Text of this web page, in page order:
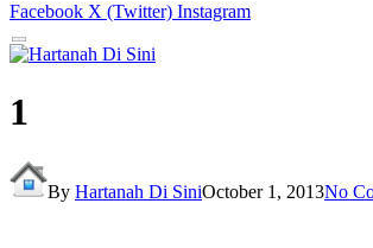
Facebook X (Twitter) Instagram
1
By Hartanah Di SiniOctober 1, 2013No